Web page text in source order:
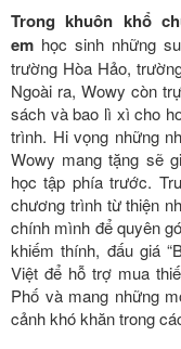
Trong khuôn khổ
em học sinh những
trường Hòa Hảo,
Ngoài ra, Wowy còn
sách và bao lì xì cho
trình. Hi vọng những
Wowy mang tặng sẽ
học tập phía trước.
chương trình từ thiện
chính mình để quyên
khiếm thính, đấu giá
Việt để hỗ trợ mua
Phố và mang những
cảnh khó khăn trong